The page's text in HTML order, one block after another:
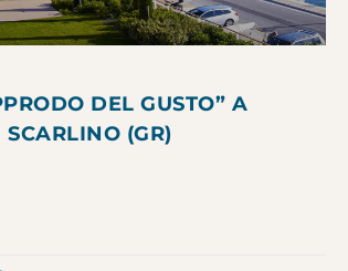
DEL GUSTO” A
(GR)